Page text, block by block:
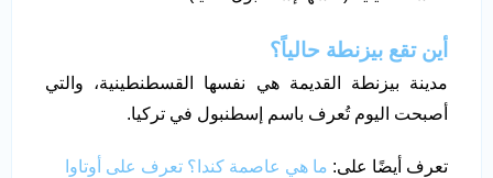
أين تقع بيزنطة حالياً؟
مدينة بيزنطة القديمة هي نفسها القسطنطينية، والتي
أصبحت اليوم تُعرف باسم إسطنبول في تركيا.
تعرف أيضًا على: ما هي عاصمة كندا؟ تعرف على أوتاوا